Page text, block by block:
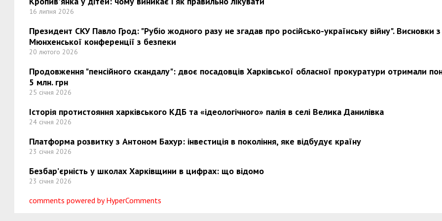
16 липня 2026
Президент СКУ Павло Грод: "Рубіо жодного разу не згадав про російсько-українську війну". Висновки з
Мюнхенської конференції з безпеки
20 лютого 2026
Продовження "пенсійного скандалу": двоє посадовців Харківської обласної прокуратури отримали
5 млн. грн
25 січня 2026
Історія протистояння харківського КДБ та «ідеологічного» палія в селі Велика Данилівка
24 січня 2026
Платформа розвитку з Антоном Бахур: інвестиція в покоління, яке відбудує країну
23 січня 2026
Безбар’єрність у школах Харківщини в цифрах: що відомо
23 січня 2026
comments powered by HyperComments